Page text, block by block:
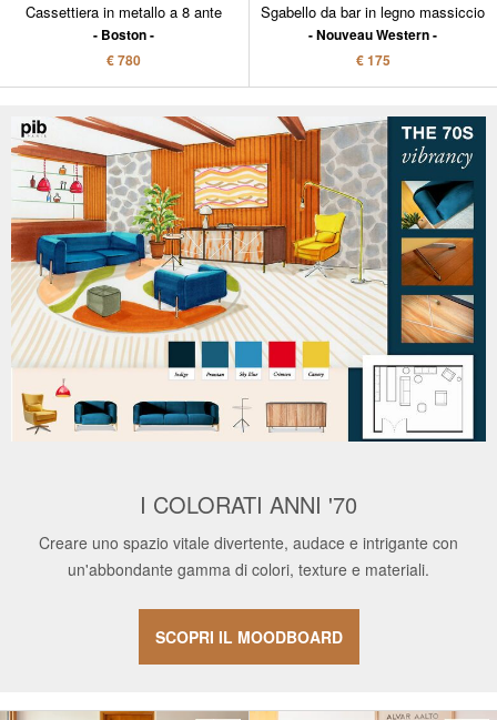
Cassettiera in metallo a 8 ante
Boston
€ 780
I COLORATI ANNI '70
Creare uno spazio vitale divertente, audace e intrigante con
un'abbondante gamma di colori, texture e materiali.
SCOPRI IL MOODBOARD
Sgabello da bar in legno massiccio
Nouveau Western
€ 175